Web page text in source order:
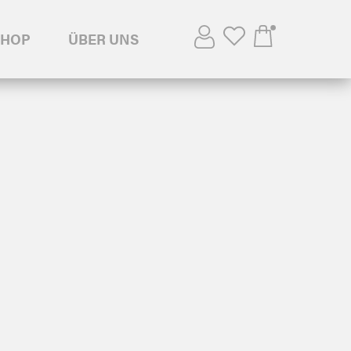
ÜBER UNS